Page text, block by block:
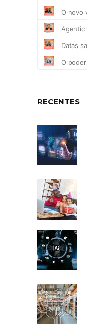
RECENTES